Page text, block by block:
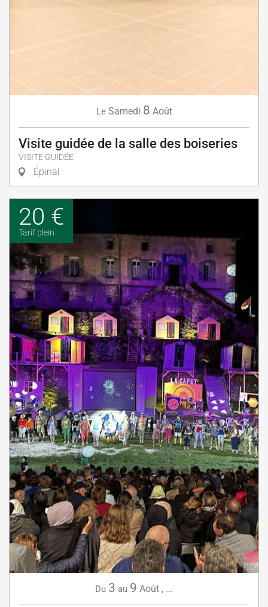
Le Samedi 8 Août
Visite guidée de la salle des boiseries
VISITE GUIDÉE
Épinal
20 €
Tarif plein
Du 3 au 9 Août , ...